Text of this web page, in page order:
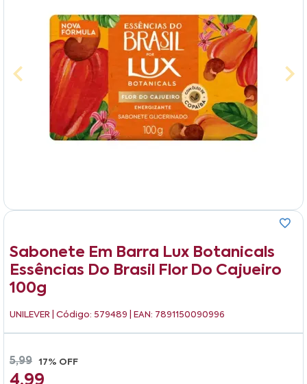
Sabonete Em Barra Lux Botanicals
Essências Do Brasil Flor Do Cajueiro
100g
UNILEVER | Código: 579489 | EAN: 7891150090996
5,99 17% OFF
4,99